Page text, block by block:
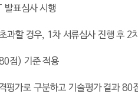
발표심사 시행
과할 경우, 1 차 서류심사 진행 후 2
점) 기준 적용
평가로 구분하고 기술평가 결과80